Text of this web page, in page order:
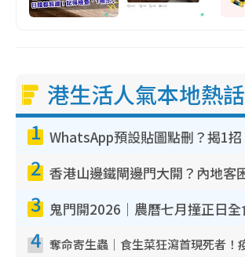
港生活人氣本地熱話
1
2
3
4